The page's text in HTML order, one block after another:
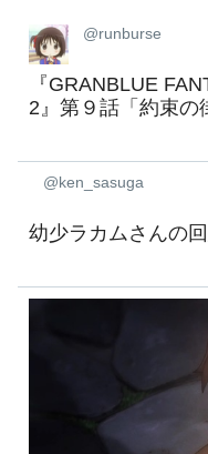
@runburse
『GRANBLUE
2』第９話「約束の
@ken_sasuga
幼少ラカムさんの